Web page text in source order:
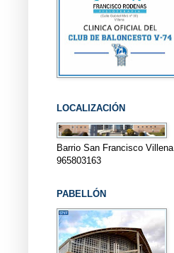
LOCALIZACIÓN
Barrio San Francisco Villena
965803163
PABELLÓN